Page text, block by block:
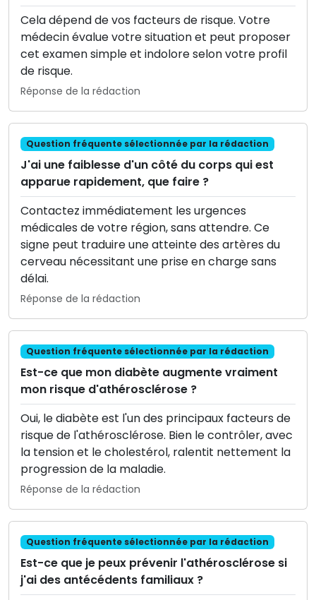
Cela dépend de vos facteurs de risque. Votre
médecin évalue votre situation et peut proposer
cet examen simple et indolore selon votre profil
de risque.
Réponse de la rédaction
Question fréquente sélectionnée par la rédaction
J'ai une faiblesse d'un côté du corps qui est
apparue rapidement, que faire ?
Contactez immédiatement les urgences
médicales de votre région, sans attendre. Ce
signe peut traduire une atteinte des artères du
cerveau nécessitant une prise en charge sans
délai.
Réponse de la rédaction
Question fréquente sélectionnée par la rédaction
Est-ce que mon diabète augmente vraiment
mon risque d'athérosclérose ?
Oui, le diabète est l'un des principaux facteurs de
risque de l'athérosclérose. Bien le contrôler, avec
la tension et le cholestérol, ralentit nettement la
progression de la maladie.
Réponse de la rédaction
Question fréquente sélectionnée par la rédaction
Est-ce que je peux prévenir l'athérosclérose si
j'ai des antécédents familiaux ?